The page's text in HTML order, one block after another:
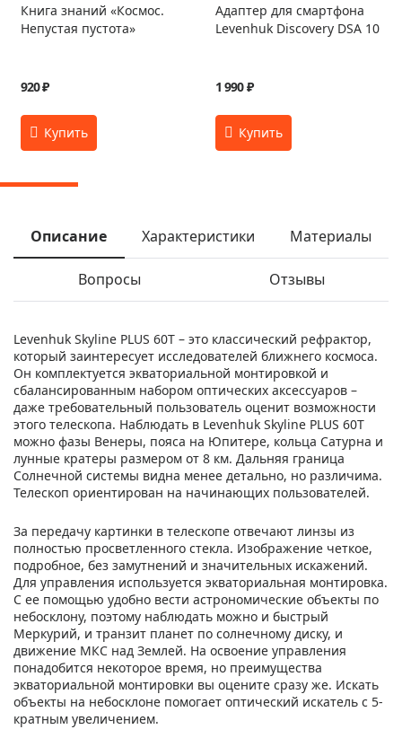
Книга знаний «Космос.
Непустая пустота»
920 ₽
Адаптер для смартфона
Levenhuk Discovery DSA 10
1 990 ₽
Описание Характеристики Материалы
Вопросы Отзывы
Levenhuk Skyline PLUS 60T – это классический рефрактор,
который заинтересует исследователей ближнего космоса.
Он комплектуется экваториальной монтировкой и
сбалансированным набором оптических аксессуаров –
даже требовательный пользователь оценит возможности
этого телескопа. Наблюдать в Levenhuk Skyline PLUS 60T
можно фазы Венеры, пояса на Юпитере, кольца Сатурна и
лунные кратеры размером от 8 км. Дальняя граница
Солнечной системы видна менее детально, но различима.
Телескоп ориентирован на начинающих пользователей.
За передачу картинки в телескопе отвечают линзы из
полностью просветленного стекла. Изображение четкое,
подробное, без замутнений и значительных искажений.
Для управления используется экваториальная монтировка.
С ее помощью удобно вести астрономические объекты по
небосклону, поэтому наблюдать можно и быстрый
Меркурий, и транзит планет по солнечному диску, и
движение МКС над Землей. На освоение управления
понадобится некоторое время, но преимущества
экваториальной монтировки вы оцените сразу же. Искать
объекты на небосклоне помогает оптический искатель с 5-
кратным увеличением.